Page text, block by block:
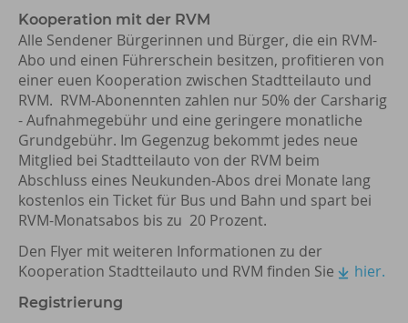
Kooperation mit der RVM
Alle Sendener Bürgerinnen und Bürger, die ein RVM-
Abo und einen Führerschein besitzen, profitieren von
einer euen Kooperation zwischen Stadtteilauto und
RVM. RVM-Abonennten zahlen nur 50% der Carsharig
- Aufnahmegebühr und eine geringere monatliche
Grundgebühr. Im Gegenzug bekommt jedes neue
Mitglied bei Stadtteilauto von der RVM beim
Abschluss eines Neukunden-Abos drei Monate lang
kostenlos ein Ticket für Bus und Bahn und spart bei
RVM-Monatsabos bis zu 20 Prozent.
Den Flyer mit weiteren Informationen zu der
Kooperation Stadtteilauto und RVM finden Sie
hier.
Registrierung